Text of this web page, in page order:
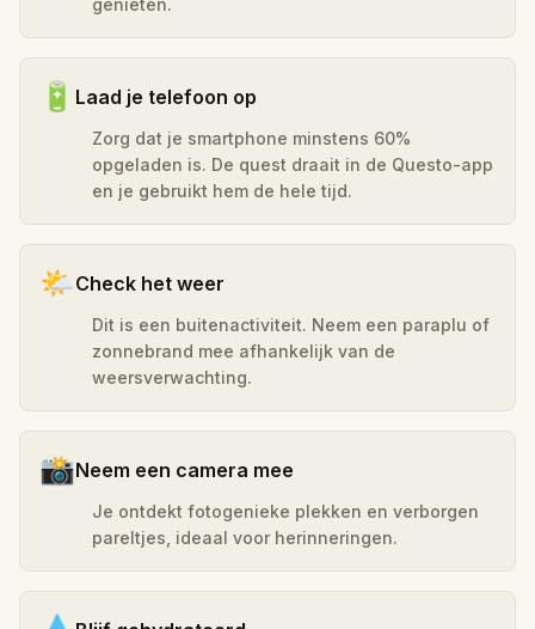
🔋 Laad je telefoon op
Zorg dat je smartphone minstens 60%
opgeladen is. De quest draait in de Questo-app
en je gebruikt hem de hele tijd.
🌤️Check het weer
Dit is een buitenactiviteit. Neem een paraplu of
zonnebrand mee afhankelijk van de
weersverwachting.
📸Neem een camera mee
Je ontdekt fotogenieke plekken en verborgen
pareltjes, ideaal voor herinneringen.